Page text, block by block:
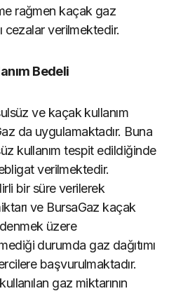
rağmen kaçak gaz
cezalar verilmektedir.
Bedeli
ve kaçak kullanım
da uygulamaktadır. Buna
kullanım tespit edildiğinde
verilmektedir.
bir süre verilerek
ve BursaGaz kaçak
üzere
durumda gaz dağıtımı
başvurulmaktadır.
gaz miktarının